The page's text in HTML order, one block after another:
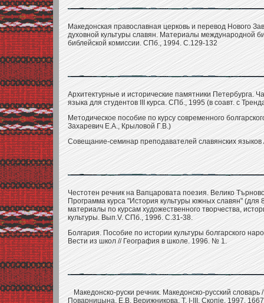
Македонская православная церковь и перевод Нового
духовной культуры славян. Материалы международной
библейской комиссии. СПб., 1994. С.129-132
Архитектурные и исторические памятники Петербурга.
языка для студентов III курса. СПб., 1995 (в соавт. с
Методическое пособие по курсу современного
Захаревич Е.А., Крыловой Г.В.)
Совещание-семинар преподавателей славянских
Честотен речник на Вапцаровата поезия. Велико
Программа курса "История культуры южных славян" (для
материалы по курсам художественного творчества,
культуры. Вып.V. СПб., 1996. С.31-38.
Болгария. Пособие по истории культуры болгарского
Вести из школ // География в школе. 1996. № 1.
Македонско-руски речник. Македонско-русский
Поварницына, Е.В. Верижникова. Т. I-III. Скопjе, 1997.